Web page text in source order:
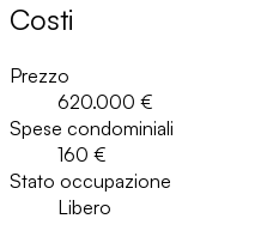
Costi
Prezzo
620.000 €
Spese condominiali
160 €
Stato occupazione
Libero